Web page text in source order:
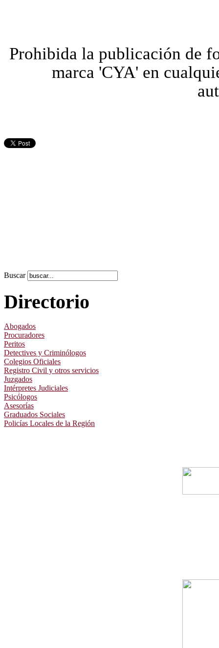
Prohibida la publicación de
marca 'CYA' en
Buscar
Directorio
Abogados
Procuradores
Peritos
Detectives y Criminólogos
Colegios Oficiales
Registro Civil y otros servicios
Juzgados
Intérpretes Judiciales
Psicólogos
Asesorías
Graduados Sociales
Policías Locales de la Región